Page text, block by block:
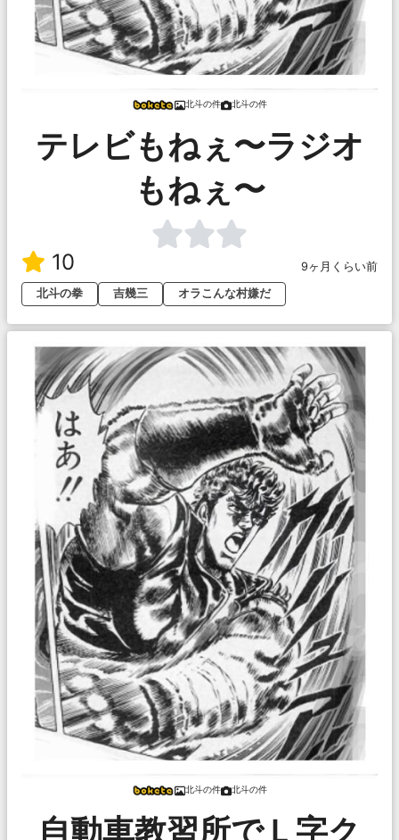
北斗の件 北斗の件
テレビもねぇ〜ラジオ
もねぇ〜
10
9ヶ月くらい前
北斗の拳
吉幾三 オラこんな村嫌だ
北斗の件 北斗の件
自動車教習所でＬ字ク